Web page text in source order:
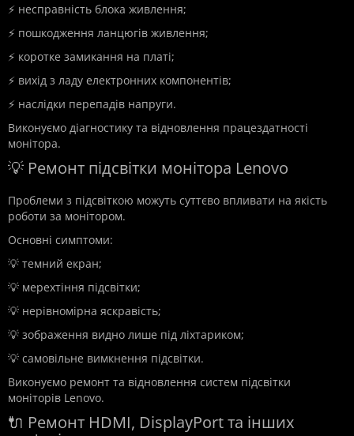
⚡ несправність блока живлення;
⚡ пошкодження ланцюгів живлення;
⚡ коротке замикання на платі;
⚡ вихід з ладу електронних компонентів;
⚡ наслідки перепадів напруги.
Виконуємо діагностику та відновлення працездатності
монітора.
💡 Ремонт підсвітки монітора Lenovo
Проблеми з підсвіткою можуть суттєво впливати на якість
роботи за монітором.
Основні симптоми:
💡 темний екран;
💡 мерехтіння підсвітки;
💡 нерівномірна яскравість;
💡 зображення видно лише під ліхтариком;
💡 самовільне вимкнення підсвітки.
Виконуємо ремонт та відновлення систем підсвітки
моніторів Lenovo.
🔌 Ремонт HDMI, DisplayPort та інших